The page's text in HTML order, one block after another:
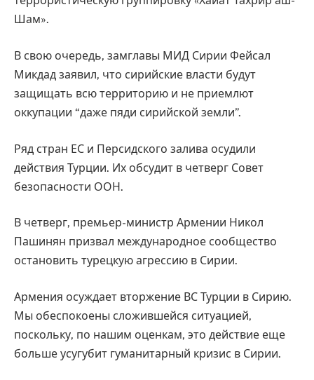
Шам».
В свою очередь, замглавы МИД Сирии Фейсал
Микдад заявил, что сирийские власти будут
защищать всю территорию и не приемлют
оккупации “даже пяди сирийской земли”.
Ряд стран ЕС и Персидского залива осудили
действия Турции. Их обсудит в четверг Совет
безопасности ООН.
В четверг, премьер-министр Армении Никол
Пашинян призвал международное сообщество
остановить турецкую агрессию в Сирии.
Армения осуждает вторжение ВС Турции в Сирию.
Мы обеспокоены сложившейся ситуацией,
поскольку, по нашим оценкам, это действие еще
больше усугубит гуманитарный кризис в Сирии.